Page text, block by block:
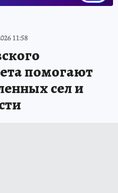
11:58
помогают
сел и